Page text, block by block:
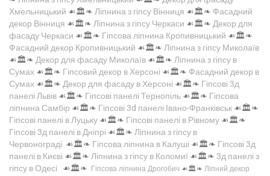
Хмельницький ☙🏛️❧ Ліпнина з гіпсу Вінниця ☙🏛️❧ Фасадний
декор Вінниця ☙🏛️❧ Ліпнина з гіпсу Черкаси ☙🏛️❧ Декор для
фасаду Черкаси ☙🏛️❧ Гіпсова ліпнина Кропивницький ☙🏛️❧
Фасадний декор Кропивницький ☙🏛️❧ Ліпнина з гіпсу Миколаїв
☙🏛️❧ Декор для фасаду Миколаїв ☙🏛️❧ Ліпнина з гіпсу в
Сумах ☙🏛️❧ Гіпсовий декор в Херсоні ☙🏛️❧ Фасадний декор в
Сумах ☙🏛️❧ Декор для фасаду в Херсоні ☙🏛️❧ Гіпсові 3д
панелі Львів ☙🏛️❧ Гіпсові панелі Тернопіль ☙🏛️❧ Гіпсова
ліпнина Самбір ☙🏛️❧ Гіпсові 3d панелі Івано-Франківськ ☙🏛️❧
Гіпсові панелі в Луцьку ☙🏛️❧ Гіпсові панелі в Рівному ☙🏛️❧
Гіпсові 3д панелі в Дніпрі ☙🏛️❧ Ліпнина з гіпсу в
Червонограді ☙🏛️❧ Гіпсова ліпнина в Калуші ☙🏛️❧ Гіпсові 3д
панелі в Києві ☙🏛️❧ Ліпнина з гіпсу в Коломиї ☙🏛️❧ 3д панелі з
гіпсу в Одесі ☙🏛️❧ Гіпсова ліпнина Дрогобич ☙🏛️❧ Ліпний декор